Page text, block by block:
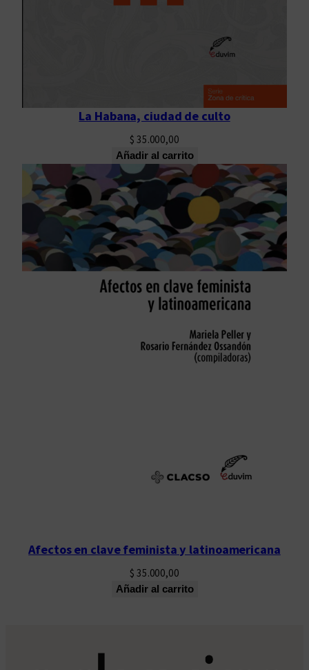
La Habana, ciudad de culto
$ 35.000,00
Añadir al carrito
Afectos en clave feminista y latinoamericana
$ 35.000,00
Añadir al carrito